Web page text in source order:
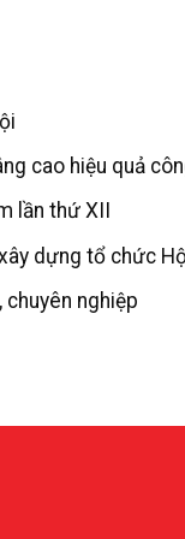
cao hiệu quả
lần thứ XII
dựng tổ chức
nghiệp